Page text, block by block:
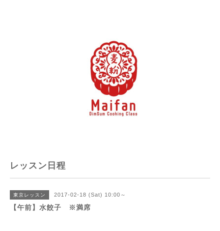
レッスン日程
東京レッスン 2017-02-18 (Sat) 10:00～
【午前】水餃子 ※満席